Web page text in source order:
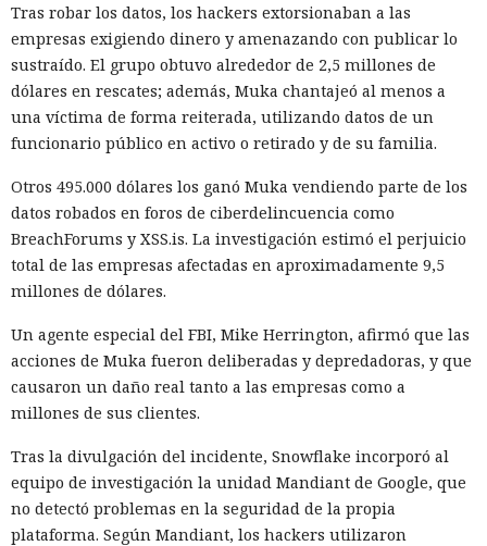
Tras robar los datos, los hackers extorsionaban a las
empresas exigiendo dinero y amenazando con publicar lo
sustraído. El grupo obtuvo alrededor de 2,5 millones de
dólares en rescates; además, Muka chantajeó al menos a
una víctima de forma reiterada, utilizando datos de un
funcionario público en activo o retirado y de su familia.
Otros 495.000 dólares los ganó Muka vendiendo parte de los
datos robados en foros de ciberdelincuencia como
BreachForums y XSS.is. La investigación estimó el perjuicio
total de las empresas afectadas en aproximadamente 9,5
millones de dólares.
Un agente especial del FBI, Mike Herrington, afirmó que las
acciones de Muka fueron deliberadas y depredadoras, y que
causaron un daño real tanto a las empresas como a
millones de sus clientes.
Tras la divulgación del incidente, Snowflake incorporó al
equipo de investigación la unidad Mandiant de Google, que
no detectó problemas en la seguridad de la propia
plataforma. Según Mandiant, los hackers utilizaron
¿Una mujer? Demasiado
atrevido. Las redes neuronales
borraron a las protagonistas de
los cuentos infantiles y las
dejaron con apenas un 2%.
20:35 / 06.08.2026
bienvenidos al futuro de la literatura.